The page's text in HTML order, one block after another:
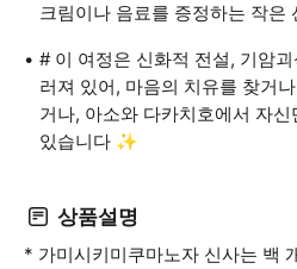
크림이나 음료를 증정하는 작
# 이 여정은 신화적 전설, 기암
러져 있어, 마음의 치유를 찾거
거나, 아소와 다카치호에서 자
있습니다 ✨
상품설명
* 가미시키미쿠마노자 신사는 백